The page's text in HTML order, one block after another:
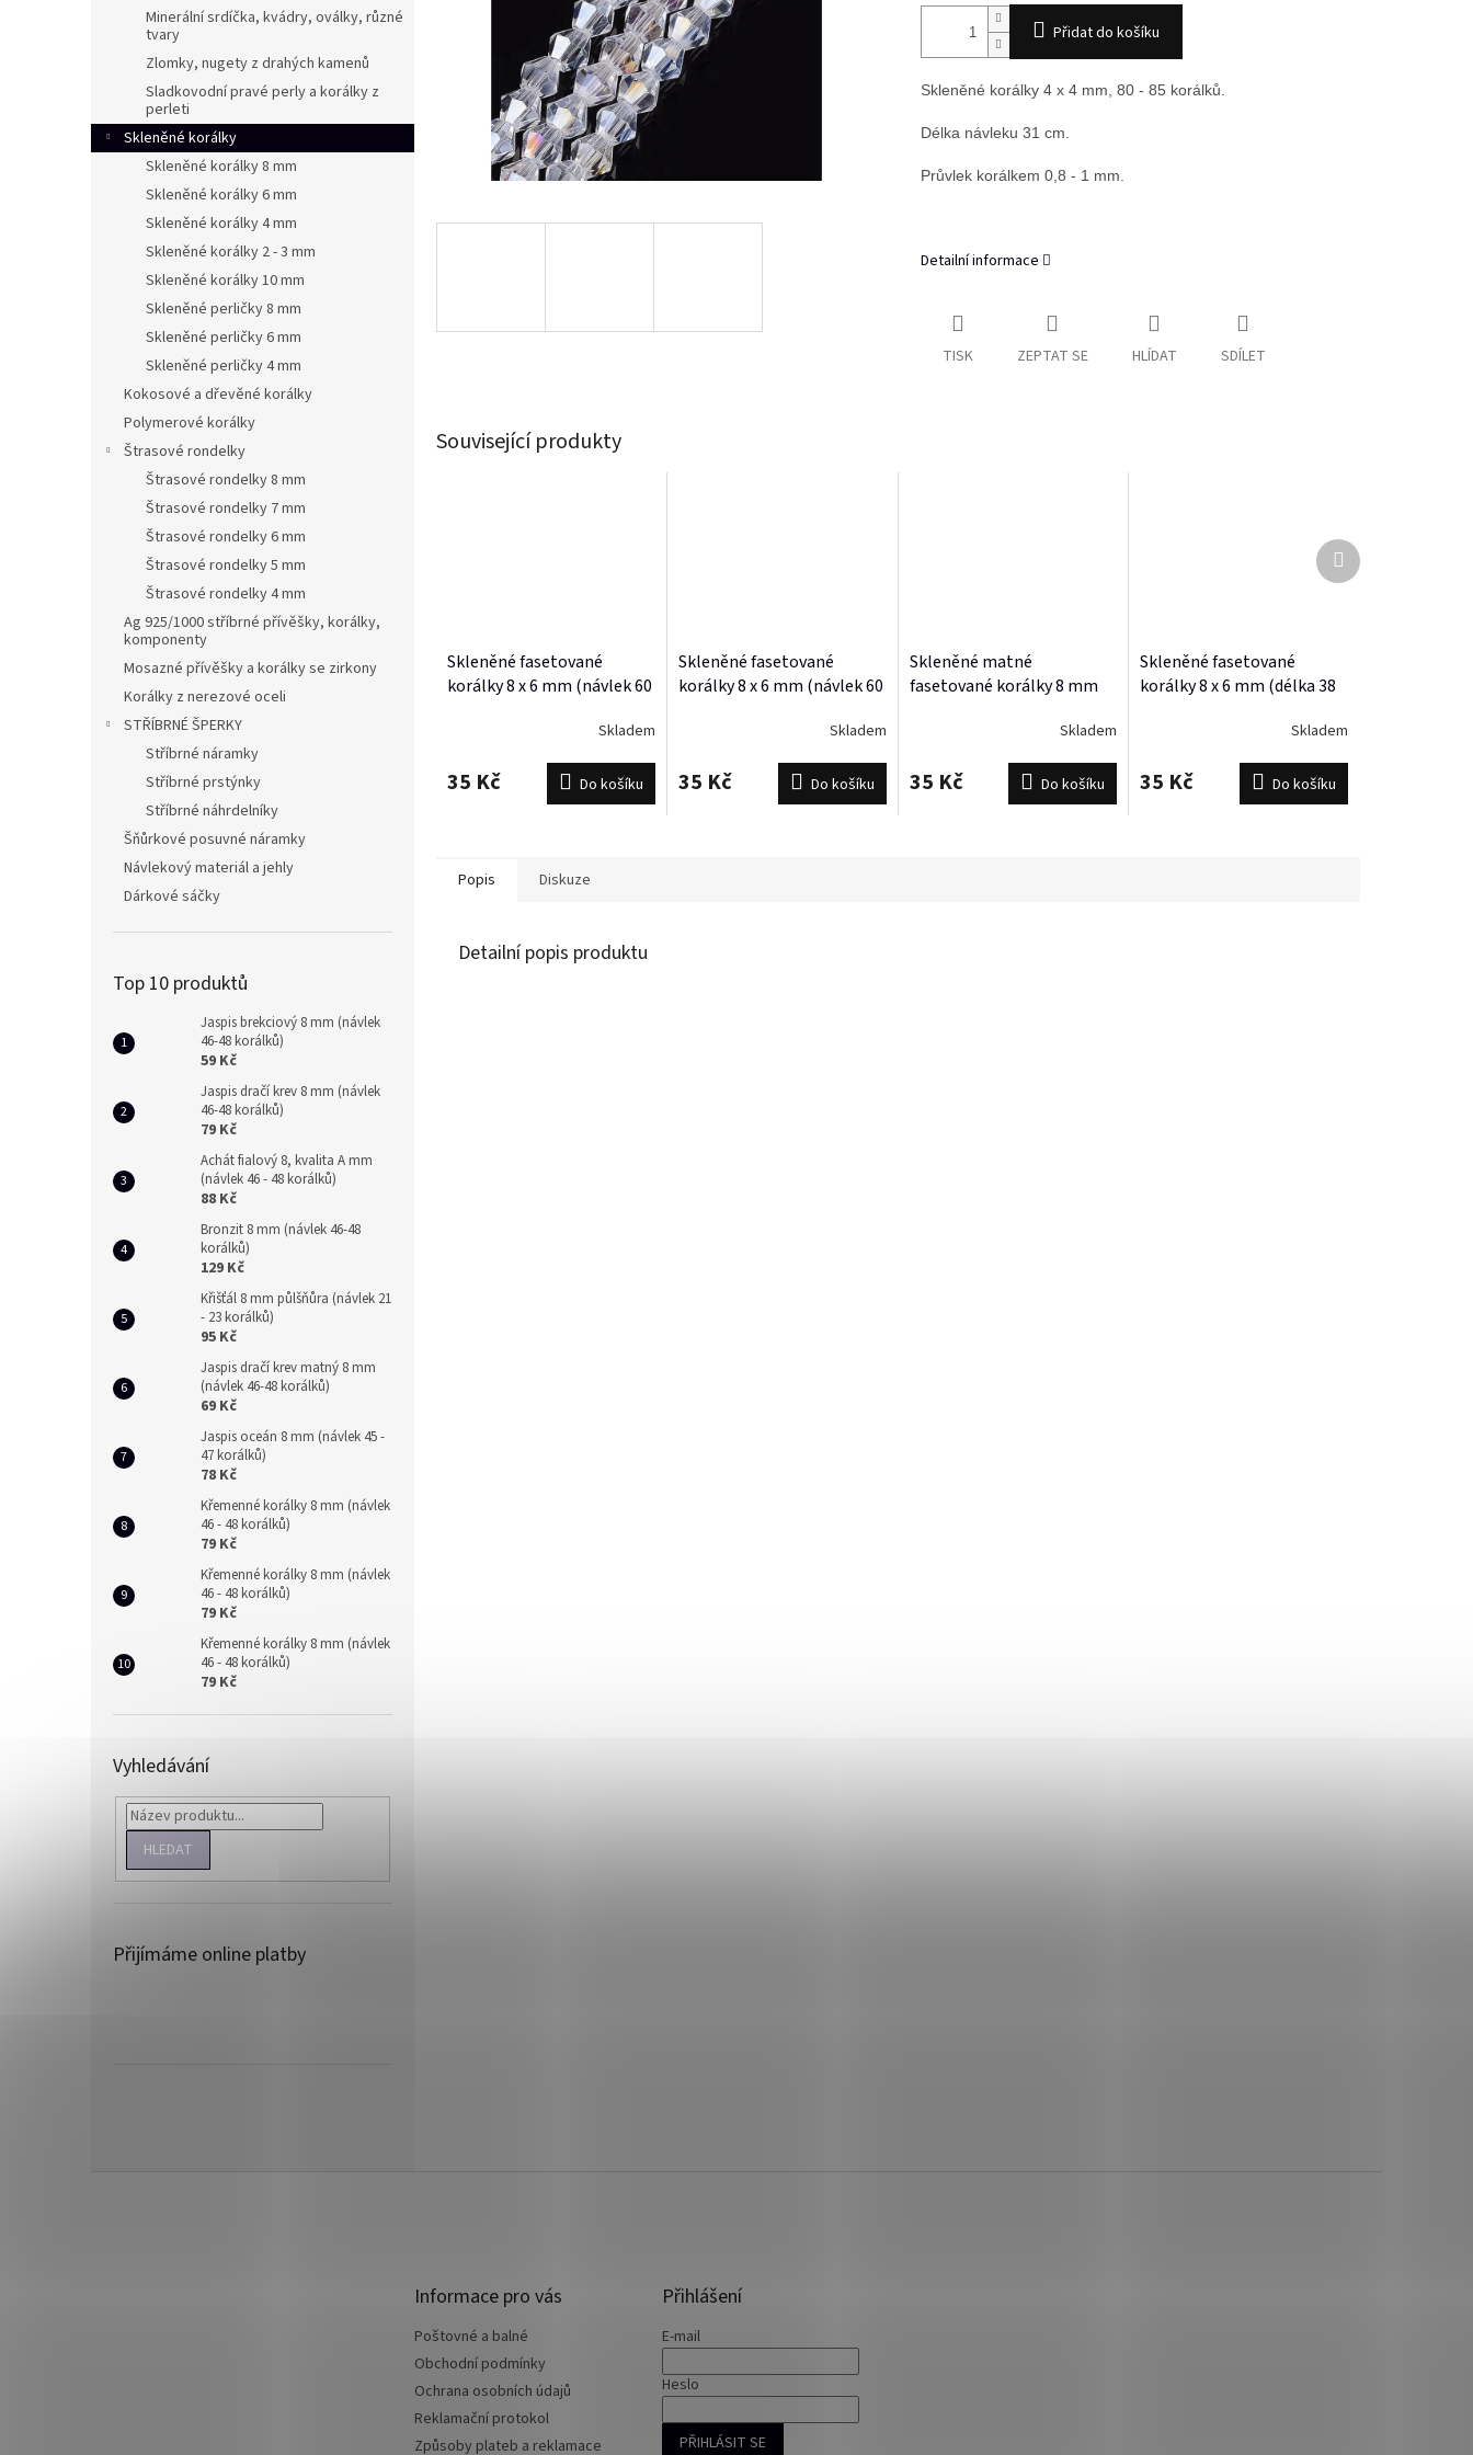
Minerální srdíčka, kvádry, oválky, různé
tvary
Zlomky, nugety z drahých kamenů
Sladkovodní pravé perly a korálky z
perleti
Skleněné korálky
Skleněné korálky 8 mm
Skleněné korálky 6 mm
Skleněné korálky 4 mm
Skleněné korálky 2 - 3 mm
Skleněné korálky 10 mm
Skleněné perličky 8 mm
Skleněné perličky 6 mm
Skleněné perličky 4 mm
Kokosové a dřevěné korálky
Polymerové korálky
Štrasové rondelky
Štrasové rondelky 8 mm
Štrasové rondelky 7 mm
Štrasové rondelky 6 mm
Štrasové rondelky 5 mm
Štrasové rondelky 4 mm
Ag 925/1000 stříbrné přívěšky, korálky,
komponenty
Mosazné přívěšky a korálky se zirkony
Korálky z nerezové oceli
STŘÍBRNÉ ŠPERKY
Stříbrné náramky
Stříbrné prstýnky
Stříbrné náhrdelníky
Šňůrkové posuvné náramky
Návlekový materiál a jehly
Dárkové sáčky
Top 10 produktů
Jaspis brekciový 8 mm (návlek
46-48 korálků)
59 Kč
Jaspis dračí krev 8 mm (návlek
46-48 korálků)
79 Kč
Achát fialový 8, kvalita A mm
(návlek 46 - 48 korálků)
88 Kč
Bronzit 8 mm (návlek 46-48
korálků)
129 Kč
Křišťál 8 mm půlšňůra (návlek 21
- 23 korálků)
95 Kč
Jaspis dračí krev matný 8 mm
(návlek 46-48 korálků)
69 Kč
Jaspis oceán 8 mm (návlek 45 -
47 korálků)
78 Kč
Křemenné korálky 8 mm (návlek
46 - 48 korálků)
79 Kč
Křemenné korálky 8 mm (návlek
46 - 48 korálků)
79 Kč
Křemenné korálky 8 mm (návlek
46 - 48 korálků)
79 Kč
Vyhledávání
HLEDAT
Přijímáme online platby
Přidat do košíku
Skleněné korálky 4 x 4 mm, 80 - 85 korálků.
Délka návleku 31 cm.
Průvlek korálkem 0,8 - 1 mm.
Detailní informace
TISK ZEPTAT SE HLÍDAT SDÍLET
Související produkty
Skleněné fasetované
korálky 8 x 6 mm (návlek 60
Skladem
35 Kč Do košíku
Skleněné fasetované
korálky 8 x 6 mm (návlek 60
Skladem
35 Kč Do košíku
Skleněné matné
fasetované korálky 8 mm
Skladem
35 Kč Do košíku
Skleněné fasetované
korálky 8 x 6 mm (délka 38
Skladem
35 Kč Do košíku
Další
produkt
Popis Diskuze
Detailní popis produktu
Informace pro vás
Poštovné a balné
Obchodní podmínky
Ochrana osobních údajů
Reklamační protokol
Způsoby plateb a reklamace
Přihlášení
E-mail
Heslo
PŘIHLÁSIT SE